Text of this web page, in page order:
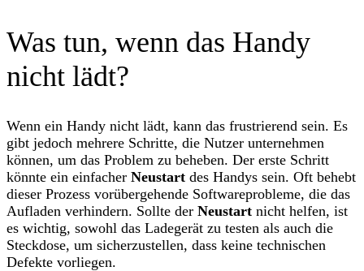
Was tun, wenn das Handy
nicht lädt?
Wenn ein Handy nicht lädt, kann das frustrierend sein. Es
gibt jedoch mehrere Schritte, die Nutzer unternehmen
können, um das Problem zu beheben. Der erste Schritt
könnte ein einfacher Neustart des Handys sein. Oft behebt
dieser Prozess vorübergehende Softwareprobleme, die das
Aufladen verhindern. Sollte der Neustart nicht helfen, ist
es wichtig, sowohl das Ladegerät zu testen als auch die
Steckdose, um sicherzustellen, dass keine technischen
Defekte vorliegen.